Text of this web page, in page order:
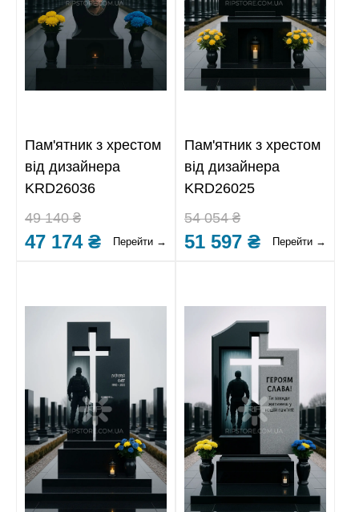
Пам'ятник з хрестом
від дизайнера
KRD26036
49 140 ₴
47 174 ₴ Перейти →
Пам'ятник з хрестом
від дизайнера
KRD26025
54 054 ₴
51 597 ₴ Перейти →